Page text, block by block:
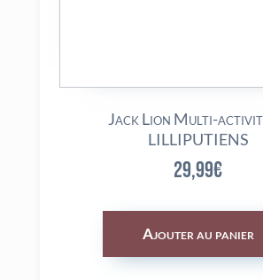
Jack Lion Multi-
LILLIPUTIENS
29,99€
Ajouter au panier